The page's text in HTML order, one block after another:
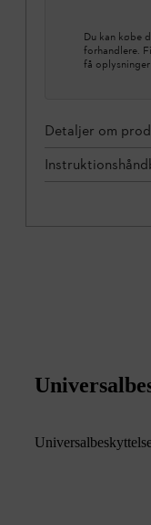
Du kan købe
forhandlere.
få
Detaljer om